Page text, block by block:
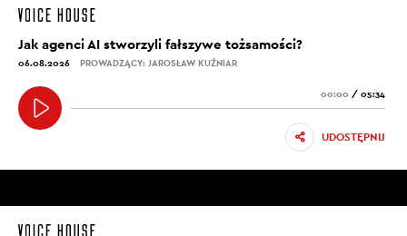
Jak agenci AI stworzyli fałszywe tożsamości?
06.08.2026 PROWADZĄCY: JAROSŁAW KUŹNIAR
00:00 / 05:34
UDOSTĘPNIJ